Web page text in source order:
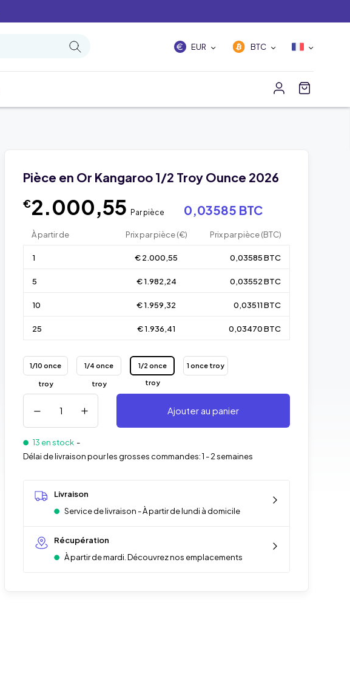
EUR BTC
Pièce en Or Kangaroo 1/2 Troy Ounce 2026
€2.000,55 Par pièce 0,03585 BTC
À partir de Prix par pièce (€) Prix par pièce (BTC)
1 € 2.000,55 0,03585 BTC
5 € 1.982,24 0,03552 BTC
10 € 1.959,32 0,03511 BTC
25 € 1.936,41 0,03470 BTC
1/10 once
troy
1/4 once
troy
1/2 once
troy
1 once troy
Ajouter au panier
13 en stock -
Délai de livraison pour les grosses commandes: 1 - 2 semaines
Livraison
Service de livraison - À partir de lundi à domicile
Récupération
À partir de mardi. Découvrez nos emplacements